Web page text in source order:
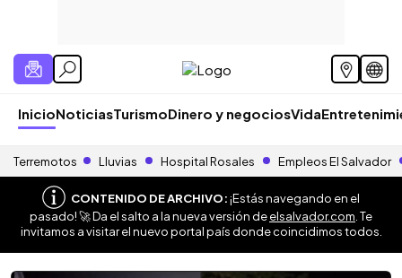
InicioNoticiasTurismoDinero y negociosVida
Terremotos Lluvias Hospital Rosales Empleos El Salvador
CONTENIDO DE ARCHIVO:¡Estás navegando en el
pasado! 🚀 Da el salto a la nueva versión deelsalvador.com . Te
invitamos a visitar el nuevo portal país donde coincidimos todos.